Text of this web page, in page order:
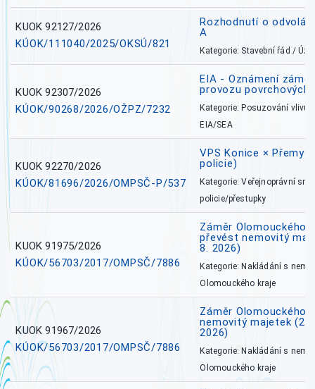
KUOK 92127/2026
KÚOK/111040/2025/OKSÚ/821
Rozhodnutí o
A
Kategorie: Stavební řád /
KUOK 92307/2026
KÚOK/90268/2026/OŽPZ/7232
EIA - Oznámení
provozu povrchových
Kategorie: Posuzování vlivů
EIA/SEA
KUOK 92270/2026
KÚOK/81696/2026/OMPSČ-P/537
VPS Konice ×
policie)
Kategorie: Veřejnoprávní
policie/přestupky
KUOK 91975/2026
KÚOK/56703/2017/OMPSČ/7886
Záměr Olomouckého
převést nemovitý
8. 2026)
Kategorie: Nakládání s
Olomouckého kraje
KUOK 91967/2026
KÚOK/56703/2017/OMPSČ/7886
Záměr Olomouckého
nemovitý majetek
2026)
Kategorie: Nakládání s
Olomouckého kraje